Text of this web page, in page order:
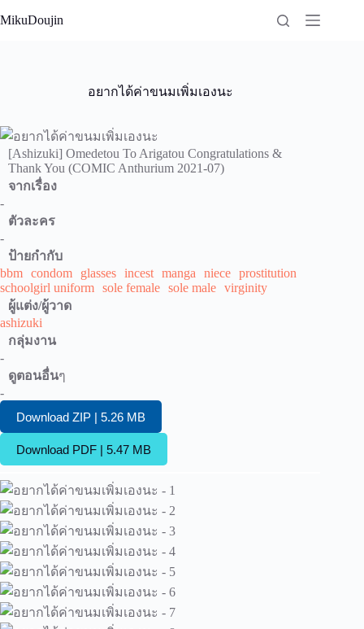
to
MikuDoujin
อยากได้ค่าขนมเพิ่มเองนะ
[Ashizuki] Omedetou To Arigatou Congratulations &
Thank You (COMIC Anthurium 2021-07)
จากเรื่อง
-
ตัวละคร
-
ป้ายกำกับ
bbm condom glasses incest manga niece prostitution
schoolgirl uniform sole female sole male virginity
ผู้แต่ง/ผู้วาด
ashizuki
กลุ่มงาน
-
ดูตอนอื่นๆ
-
Download ZIP | 5.26 MB
Download PDF | 5.47 MB